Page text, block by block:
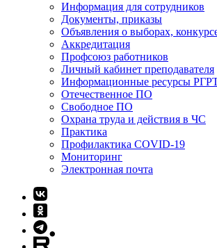
Информация для сотрудников
Документы, приказы
Объявления о выборах,
Аккредитация
Профсоюз работников
Личный кабинет преподавателя
Информационные ресурсы
Отечественное ПО
Свободное ПО
Охрана труда и действия в ЧС
Практика
Профилактика COVID-19
Мониторинг
Электронная почта